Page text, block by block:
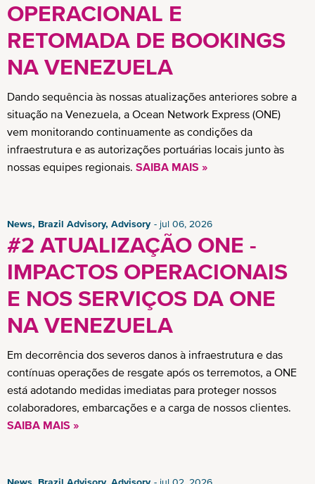
OPERACIONAL E
RETOMADA DE BOOKINGS
NA VENEZUELA
Dando sequência às nossas atualizações anteriores sobre a
situação na Venezuela, a Ocean Network Express (ONE)
vem monitorando continuamente as condições da
infraestrutura e as autorizações portuárias locais junto às
nossas equipes regionais. SAIBA MAIS »
News, Brazil Advisory, Advisory jul 06, 2026
#2 ATUALIZAÇÃO ONE -
IMPACTOS OPERACIONAIS
E NOS SERVIÇOS DA ONE
NA VENEZUELA
Em decorrência dos severos danos à infraestrutura e das
contínuas operações de resgate após os terremotos, a ONE
está adotando medidas imediatas para proteger nossos
colaboradores, embarcações e a carga de nossos clientes.
SAIBA MAIS »